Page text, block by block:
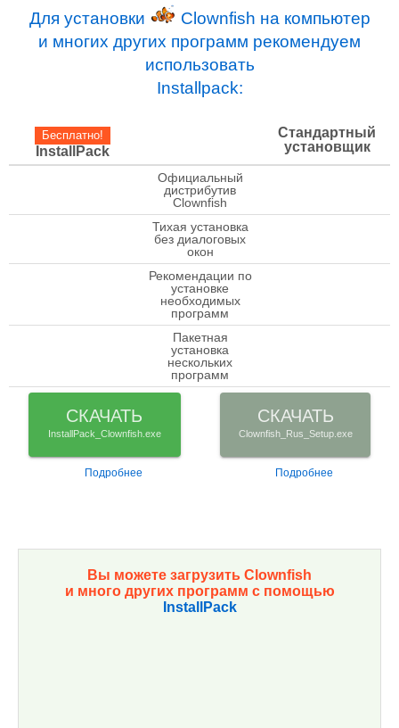
Для установки
Clownfish на компьютер
и многих других программ рекомендуем
использовать
Installpack:
Бесплатно!
InstallPack
Стандартный
установщик
check
Официальный
дистрибутив
Clownfish
check
Тихая установка
без диалоговых
окон
check
Рекомендации по
установке
необходимых
программ
check
Пакетная
установка
нескольких
программ
СКАЧАТЬ
InstallPack_Clownfish.exe
Подробнее
СКАЧАТЬ
Clownfish_Rus_Setup.exe
Подробнее
Вы можете загрузить Clownfish
и много других программ с помощью
InstallPack